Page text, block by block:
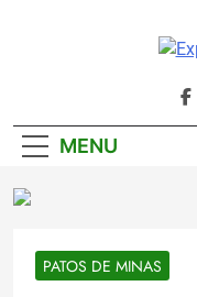
MENU
PATOS DE MINAS